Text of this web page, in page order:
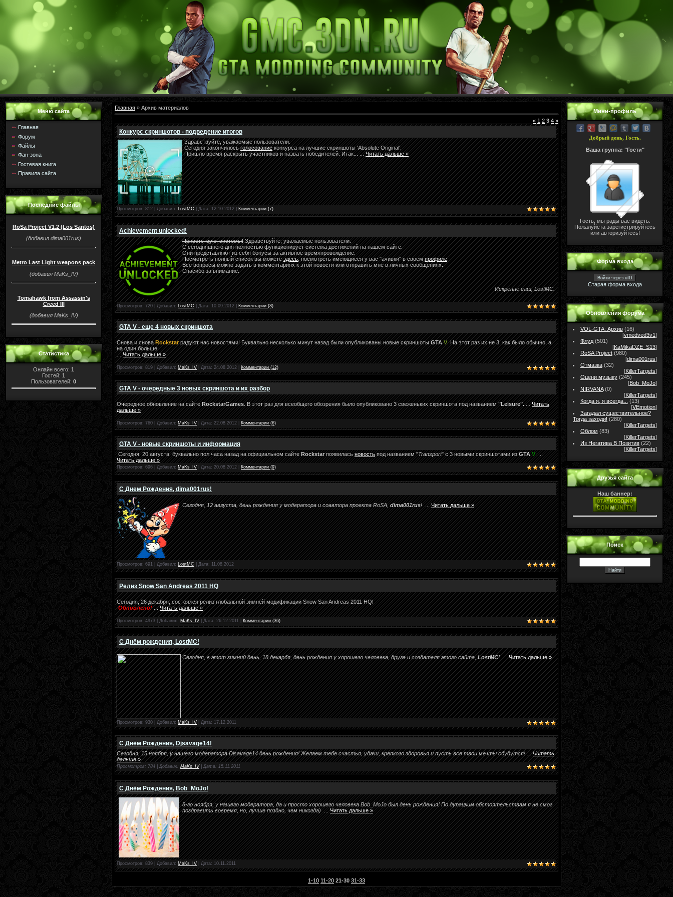
Меню сайта
Главная
Форум
Файлы
Фан-зона
Гостевая книга
Правила сайта
Последние файлы
RoSa Project V1.2 (Los Santos)
(добавил dima001rus)
Metro Last Light weapons pack
(добавил MaKs_IV)
Tomahawk from Assassin's
Creed III
(добавил MaKs_IV)
Статистика
Онлайн всего: 1
Гостей: 1
Пользователей: 0
Главная » Архив материалов
« 1 2 3 4 »
Конкурс скриншотов - подведение итогов
Здравствуйте, уважаемые пользователи.
Сегодня закончилосьголосованиеконкурса на лучшие скриншоты 'Absolute Original'.
Пришло время раскрыть участников и назвать победителей. Итак......Читать дальше »
Просмотров: 812 | Добавил: LostMC | Дата: 12.10.2012 Комментарии (7)
Achievement unlocked!
Приветствую, системы!Здравствуйте, уважаемые пользователи.
С сегодняшнего дня полностью функционирует система достижений на нашем сайте.
Они представляют из себя бонусы за активное времяпровождение.
Посмотреть полный список вы можетездесь, посмотреть имеющиеся у вас "ачивки" в своемпрофиле.
Все вопросы можно задать в комментариях к этой новости или отправить мне в личных сообщениях.
Спасибо за внимание.
Искренне ваш, LostMC.
Просмотров: 720 | Добавил: LostMC | Дата: 10.09.2012 Комментарии (8)
GTA V - еще 4 новых скриншота
Снова и сноваRockstarрадуют нас новостями! Буквально несколько минут назад были опубликованы новые скриншотыGTAV. На этот раз их не 3, как было обычно, а
на один больше!
...Читать дальше »
Просмотров: 819 | Добавил: MaKs_IV | Дата: 24.08.2012 Комментарии (12)
GTA V - очередные 3 новых скриншота и их разбор
Очередное обновление на сайтеRockstarGames. В этот раз для всеобщего обозрения было опубликовано 3 свеженьких скриншота под названием"Leisure". ...Читать
дальше »
Просмотров: 760 | Добавил: MaKs_IV | Дата: 22.08.2012 Комментарии (6)
GTA V - новые скриншоты и информация
Сегодня, 20 августа, буквально пол часа назад на официальном сайтеRockstarпоявиласьновостьпод названием "Transport" с 3 новыми скриншотами изGTAV:...
Читать дальше »
Просмотров: 696 | Добавил: MaKs_IV | Дата: 20.08.2012 Комментарии (9)
С Днем Рождения, dima001rus!
Сегодня, 12 августа, день рождения у модератора и соавтора проекта RoSA,dima001rus! ...Читать дальше »
Просмотров: 691 | Добавил: LostMC | Дата: 11.08.2012
Релиз Snow San Andreas 2011 HQ
Сегодня, 26 декабря, состоялся релиз глобальной зимней модификации Snow San Andreas 2011 HQ!
Обновлено! ...Читать дальше »
Просмотров: 4973 | Добавил: MaKs_IV | Дата: 26.12.2011 Комментарии (36)
С Днём рождения, LostMC!
Сегодня, в этот зимний день, 18 декарбя, день рождения у хорошего человека, друга и создателя этого сайта,LostMC! ...Читать дальше »
Просмотров: 930 | Добавил: MaKs_IV | Дата: 17.12.2011
С Днём Рождения, Djsavage14!
Сегодня, 15 ноября, у нашего модератора Djsavage14 день рождения! Желаем тебе счастья, удачи, крепкого здоровья и пусть все твои мечты сбудутся!...Читать
дальше »
Просмотров: 784 | Добавил: MaKs_IV| Дата: 15.11.2011
С Днём Рождения, Bob_MoJo!
8-го ноября, у нашего модератора, да и просто хорошего человека Bob_MoJo был день рождения! По дурацким обстоятельствам я не смог
поздравить вовремя, но, лучше поздно, чем никогда) ...Читать дальше »
Просмотров: 839 | Добавил: MaKs_IV | Дата: 10.11.2011
1-10 11-20 21-30 31-33
Мини-профиль
Добрый день, Гость.
Ваша группа: "Гости"
Гость, мы рады вас видеть.
Пожалуйста зарегистрируйтесь
или авторизуйтесь!
Форма входа
Войти через uID
Старая форма входа
Обновления форума
VOL-GTA: Архив (16)
[vmedved3v1]
Флуд (501)
[KaMikaDZE_S13]
RoSA Project (980)
[dima001rus]
Отмазка (32)
[KillerTargets]
Оцени музыку (245)
[Bob_MoJo]
NIRVANA (0)
[KillerTargets]
Когда я, я всегда...
(13)
[VEmotion]
Загадал существительное?
Тогда заходи! (280)
[KillerTargets]
Облом (83)
[KillerTargets]
Из Негатива В Позитив (22)
[KillerTargets]
Друзья сайта
Наш баннер:
Поиск